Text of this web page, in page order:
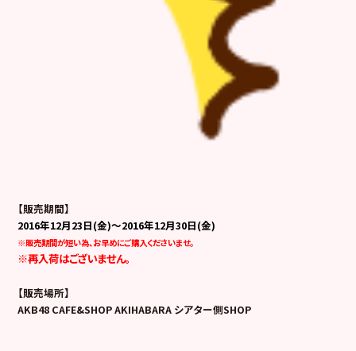
【販売期間】
2016年12月23日(金)～2016年12月30日(金)
※販売期間が短い為、お早めにご購入くださいませ。
※再入荷はございません。
【販売場所】
AKB48 CAFE&SHOP AKIHABARA シアター側SHOP